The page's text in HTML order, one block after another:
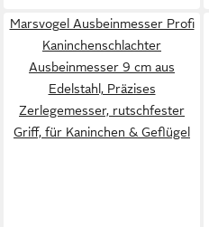
Marsvogel Ausbeinmesser Profi
Kaninchenschlachter
Ausbeinmesser 9 cm aus
Edelstahl, Präzises
Zerlegemesser, rutschfester
Griff, für Kaninchen & Geflügel